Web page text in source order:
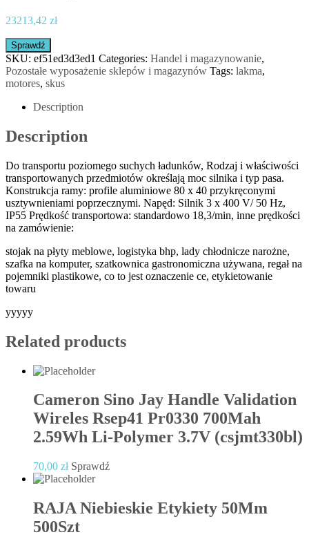
23213,42 zł
Sprawdź
SKU: ef51ed3d3ed1 Categories: Handel i magazynowanie,
Pozostałe wyposażenie sklepów i magazynów Tags: lakma,
motores, skus
Description
Description
Do transportu poziomego suchych ładunków, Rodzaj i właściwości
transportowanych przedmiotów określają moc silnika i typ pasa.
Konstrukcja ramy: profile aluminiowe 80 x 40 przykręconymi
usztywnieniami poprzecznymi. Napęd: Silnik 3 x 400 V/ 50 Hz,
IP55 Prędkość transportowa: standardowo 18,3/min, inne prędkości
na zamówienie:
stojak na płyty meblowe, logistyka bhp, lady chłodnicze narożne,
szafka na komputer, szatkownica gastronomiczna używana, regał na
pojemniki plastikowe, co to jest oznaczenie ce, etykietowanie
towaru
yyyyy
Related products
Cameron Sino Jay Handle Validation
Wireles Rsep41 Pr0330 700Mah
2.59Wh Li-Polymer 3.7V (csjmt330bl)
70,00 zł Sprawdź
RAJA Niebieskie Etykiety 50Mm
500Szt